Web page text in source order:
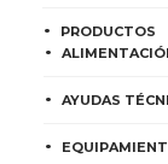
PRODUCTOS
AYUDAS